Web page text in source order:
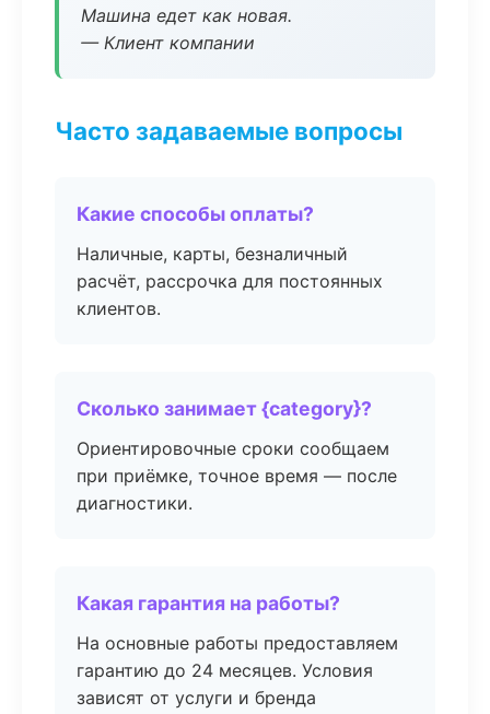
Машина едет как новая.
— Клиент компании
Часто задаваемые вопросы
Какие способы оплаты?
Наличные, карты, безналичный
расчёт, рассрочка для постоянных
клиентов.
Сколько занимает {category}?
Ориентировочные сроки сообщаем
при приёмке, точное время — после
диагностики.
Какая гарантия на работы?
На основные работы предоставляем
гарантию до 24 месяцев. Условия
зависят от услуги и бренда